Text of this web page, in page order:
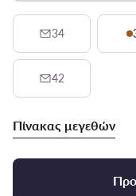
34
42
Πίνακας μεγεθών